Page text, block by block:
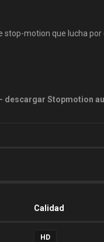
stop-motion que lucha
descargar Stopmotion
Calidad
HD